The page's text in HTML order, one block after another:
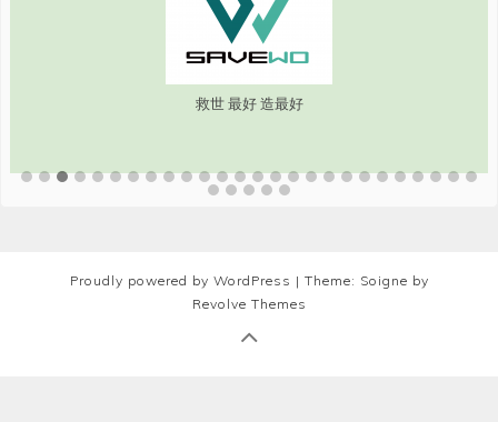
救世 最好 造最好
Proudly powered by WordPress | Theme: Soigne by
Revolve Themes